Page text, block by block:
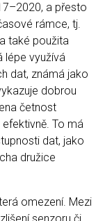
a přesto
rámce, tj.
také použita
lépe využívá
dat, známá jako
dobrou
četnost
To má
dat, jako
družice
omezení. Mezi